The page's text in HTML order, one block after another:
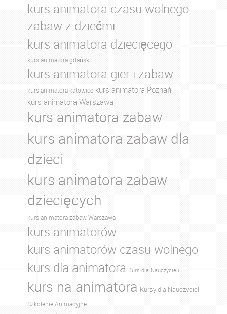
kurs animatora czasu wolnego
zabaw z dziećmi
kurs animatora dziecięcego
kurs animatora gdańsk
kurs animatora gier i zabaw
kurs animatora katowice kurs animatora Poznań
kurs animatora Warszawa
kurs animatora zabaw
kurs animatora zabaw dla
dzieci
kurs animatora zabaw
dziecięcych
kurs animatora zabaw Warszawa
kurs animatorów
kurs animatorów czasu wolnego
kurs dla animatora Kurs dla Nauczycieli
kurs na animatora Kursy dla Nauczycieli
Szkolenie Animacyjne